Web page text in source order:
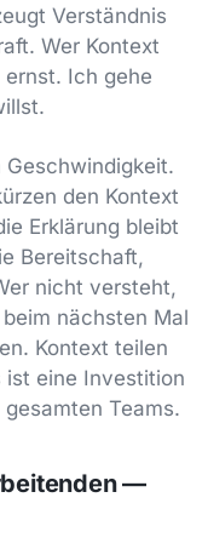
Verständnis
Wer Kontext
Ich gehe
den Kontext
Erklärung bleibt
Bereitschaft,
nicht versteht,
nächsten Mal
Kontext teilen
ist eine Investition
Teams.
—